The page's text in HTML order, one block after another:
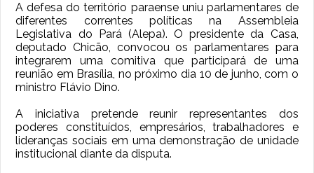
A defesa do território paraense uniu parlamentares de
diferentes correntes políticas na Assembleia
Legislativa do Pará (Alepa). O presidente da Casa,
deputado Chicão, convocou os parlamentares para
integrarem uma comitiva que participará de uma
reunião em Brasília, no próximo dia 10 de junho, com o
ministro Flávio Dino.
A iniciativa pretende reunir representantes dos
poderes constituídos, empresários, trabalhadores e
lideranças sociais em uma demonstração de unidade
institucional diante da disputa.